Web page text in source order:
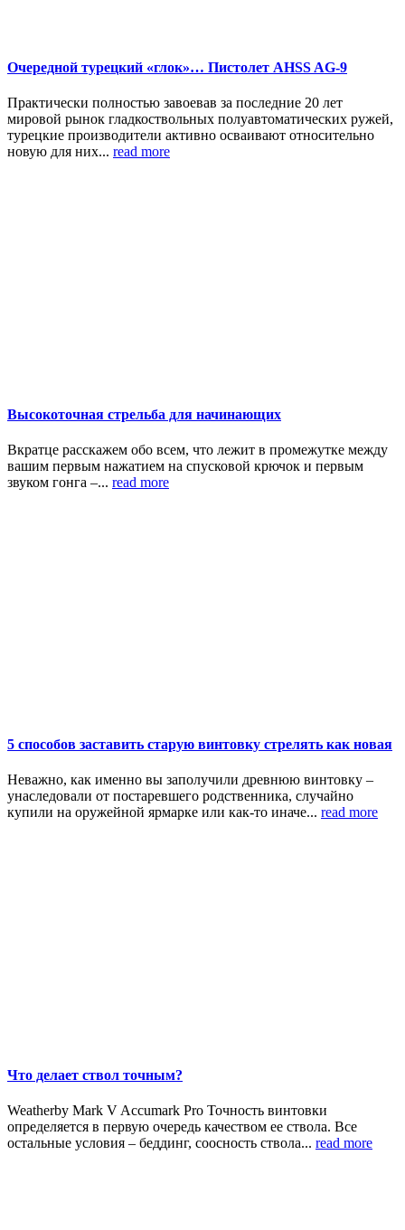
Очередной турецкий «глок»… Пистолет AHSS AG-9
Практически полностью завоевав за последние 20 лет
мировой рынок гладкоствольных полуавтоматических ружей,
турецкие производители активно осваивают относительно
новую для них... read more
Высокоточная стрельба для начинающих
Вкратце расскажем обо всем, что лежит в промежутке между
вашим первым нажатием на спусковой крючок и первым
звуком гонга –... read more
5 способов заставить старую винтовку стрелять как новая
Неважно, как именно вы заполучили древнюю винтовку –
унаследовали от постаревшего родственника, случайно
купили на оружейной ярмарке или как-то иначе... read more
Что делает ствол точным?
Weatherby Mark V Accumark Pro Точность винтовки
определяется в первую очередь качеством ее ствола. Все
остальные условия – беддинг, соосность ствола... read more